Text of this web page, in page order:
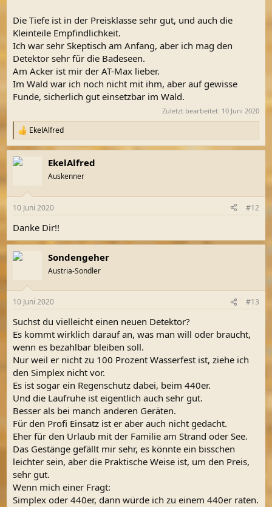
Die Tiefe ist in der Preisklasse sehr gut, und auch die
Kleinteile Empfindlichkeit.
Ich war sehr Skeptisch am Anfang, aber ich mag den
Detektor sehr für die Badeseen.
Am Acker ist mir der AT-Max lieber.
Im Wald war ich noch nicht mit ihm, aber auf gewisse
Funde, sicherlich gut einsetzbar im Wald.
Zuletzt bearbeitet: 10 Juni 2020
R
e
a
k
e
:
EkelAlfred
EkelAlfred
Auskenner
10 Juni 2020 #12
Danke Dir!!
Sondengeher
Austria-Sondler
10 Juni 2020 #13
Suchst du vielleicht einen neuen Detektor?
Es kommt wirklich darauf an, was man will oder braucht,
wenn es bezahlbar bleiben soll.
Nur weil er nicht zu 100 Prozent Wasserfest ist, ziehe ich
den Simplex nicht vor.
Es ist sogar ein Regenschutz dabei, beim 440er.
Und die Laufruhe ist eigentlich auch sehr gut.
Besser als bei manch anderen Geräten.
Für den Profi Einsatz ist er aber auch nicht gedacht.
Eher für den Urlaub mit der Familie am Strand oder See.
Das Gestänge gefällt mir sehr, es könnte ein bisschen
leichter sein, aber die Praktische Weise ist, um den Preis,
sehr gut.
Wenn mich einer Fragt:
Simplex oder 440er, dann würde ich zu einem 440er raten.